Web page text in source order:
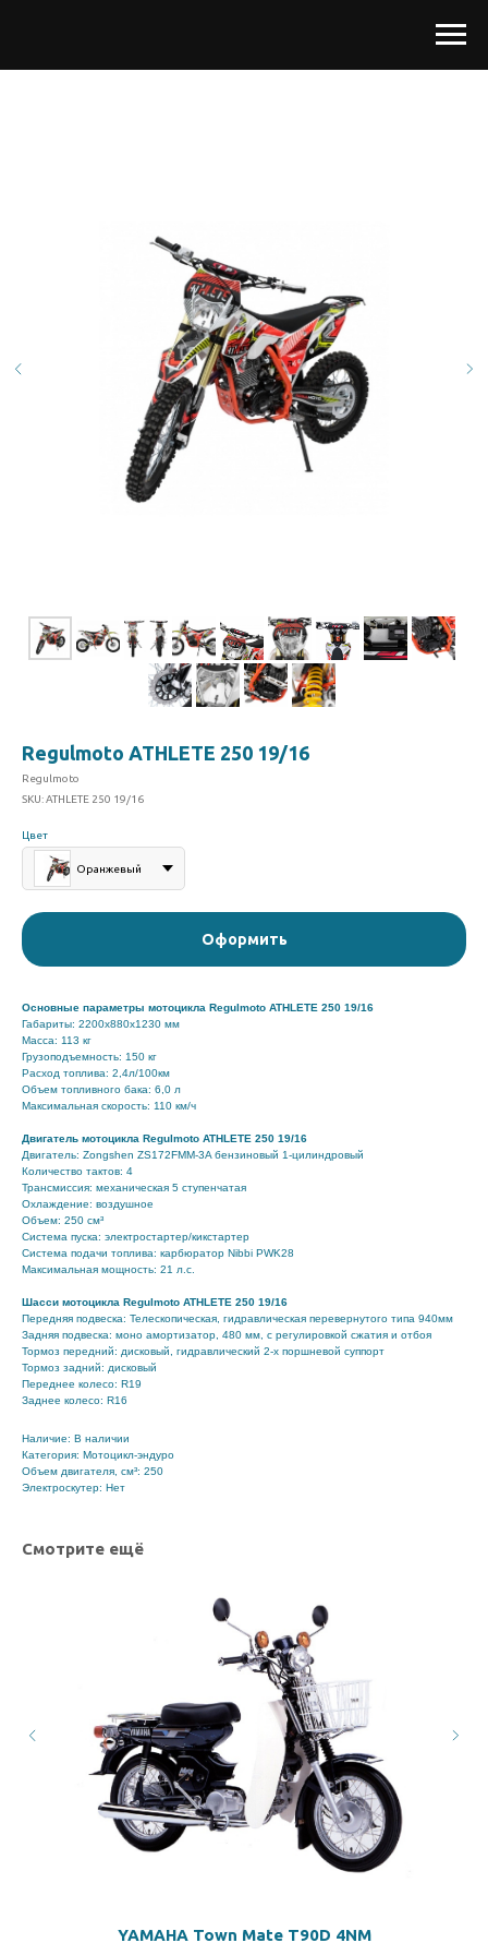
Regulmoto ATHLETE 250 19/16
Regulmoto
SKU:ATHLETE 250 19/16
Цвет
Оранжевый
Оформить
Основные параметры мотоцикла Regulmoto ATHLETE 250 19/16
Габариты: 2200x880x1230 мм
Масса: 113 кг
Грузоподъемность: 150 кг
Расход топлива: 2,4л/100км
Объем топливного бака: 6,0 л
Максимальная скорость: 110 км/ч
Двигатель мотоцикла Regulmoto ATHLETE 250 19/16
Двигатель: Zongshen ZS172FMM-3A бензиновый 1-цилиндровый
Количество тактов: 4
Трансмиссия: механическая 5 ступенчатая
Охлаждение: воздушное
Объем: 250 см³
Система пуска: электростартер/кикстартер
Система подачи топлива: карбюратор Nibbi PWK28
Максимальная мощность: 21 л.с.
Шасси мотоцикла Regulmoto ATHLETE 250 19/16
Передняя подвеска: Телескопическая, гидравлическая перевернутого типа 940мм
Задняя подвеска: моно амортизатор, 480 мм, с регулировкой сжатия и отбоя
Тормоз передний: дисковый, гидравлический 2-х поршневой суппорт
Тормоз задний: дисковый
Переднее колесо: R19
Заднее колесо: R16
Наличие: В наличии
Категория: Мотоцикл-эндуро
Объем двигателя, см³: 250
Электроскутер: Нет
Смотрите ещё
YAMAHA Town Mate T90D 4NM